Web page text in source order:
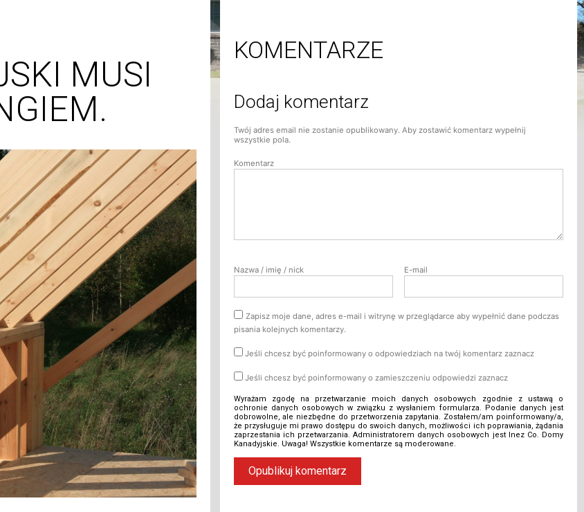
MUSI
KOMENTARZE
Dodaj komentarz
Twój adres email nie zostanie opublikowany. Aby zostawić komentarz wypełnij
wszystkie pola.
Komentarz
Nazwa / imię / nick E-mail
Zapisz moje dane, adres e-mail i witrynę w przeglądarce aby wypełnić dane podczas
pisania kolejnych komentarzy.
Jeśli chcesz być poinformowany o odpowiedziach na twój komentarz zaznacz
Jeśli chcesz być poinformowany o zamieszczeniu odpowiedzi zaznacz
Wyrażam zgodę na przetwarzanie moich danych osobowych zgodnie z ustawą o
ochronie danych osobowych w związku z wysłaniem formularza. Podanie danych jest
dobrowolne, ale niezbędne do przetworzenia zapytania. Zostałem/am poinformowany/a,
że przysługuje mi prawo dostępu do swoich danych, możliwości ich poprawiania, żądania
zaprzestania ich przetwarzania. Administratorem danych osobowych jest Inez Co. Domy
Kanadyjskie. Uwaga! Wszystkie komentarze są moderowane.